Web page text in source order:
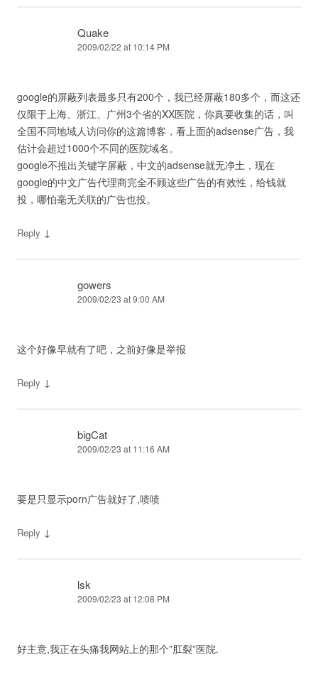
Quake
2009/02/22 at 10:14 PM
google的屏蔽列表最多只有200个，我已经屏蔽180多个，而这还
仅限于上海、浙江、广州3个省的XX医院，你真要收集的话，叫
全国不同地域人访问你的这篇博客，看上面的adsense广告，我
估计会超过1000个不同的医院域名。
google不推出关键字屏蔽，中文的adsense就无净土，现在
google的中文广告代理商完全不顾这些广告的有效性，给钱就
投，哪怕毫无关联的广告也投。
Reply ↓
gowers
2009/02/23 at 9:00 AM
这个好像早就有了吧，之前好像是举报
Reply ↓
bigCat
2009/02/23 at 11:16 AM
要是只显示porn广告就好了,啧啧
Reply ↓
lsk
2009/02/23 at 12:08 PM
好主意,我正在头痛我网站上的那个”肛裂”医院.